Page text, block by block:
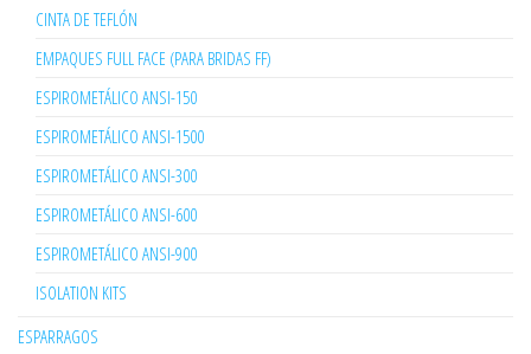
CINTA DE TEFLÓN
EMPAQUES FULL FACE (PARA BRIDAS FF)
ESPIROMETÁLICO ANSI-150
ESPIROMETÁLICO ANSI-1500
ESPIROMETÁLICO ANSI-300
ESPIROMETÁLICO ANSI-600
ESPIROMETÁLICO ANSI-900
ISOLATION KITS
ESPARRAGOS